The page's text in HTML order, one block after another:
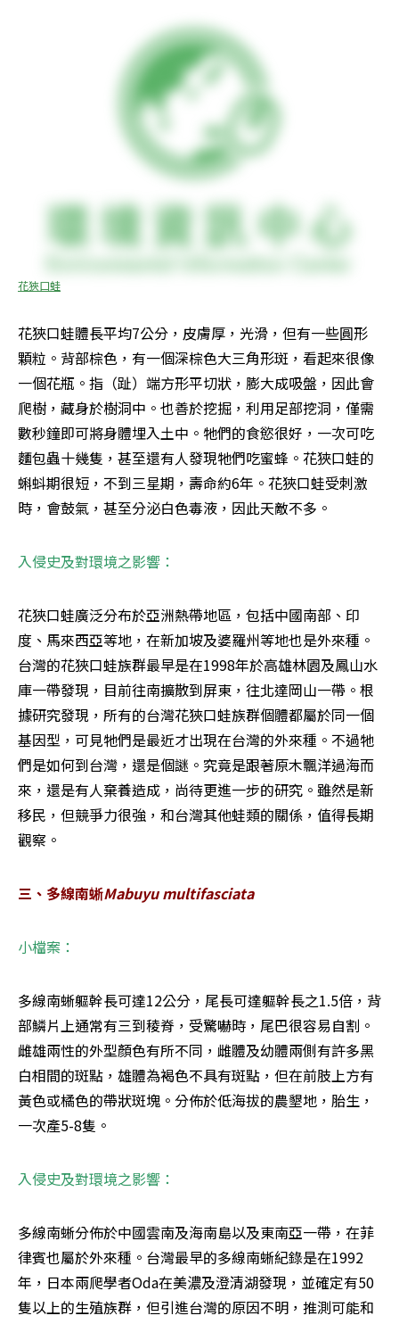
花狹口蛙
花狹口蛙體長平均7公分，皮膚厚，光滑，但有一些圓形
顆粒。背部棕色，有一個深棕色大三角形斑，看起來很像
一個花瓶。指（趾）端方形平切狀，膨大成吸盤，因此會
爬樹，藏身於樹洞中。也善於挖掘，利用足部挖洞，僅需
數秒鐘即可將身體埋入土中。牠們的食慾很好，一次可吃
麵包蟲十幾隻，甚至還有人發現牠們吃蜜蜂。花狹口蛙的
蝌蚪期很短，不到三星期，壽命約6年。花狹口蛙受刺激
時，會鼓氣，甚至分泌白色毒液，因此天敵不多。
入侵史及對環境之影響：
花狹口蛙廣泛分布於亞洲熱帶地區，包括中國南部、印
度、馬來西亞等地，在新加坡及婆羅州等地也是外來種。
台灣的花狹口蛙族群最早是在1998年於高雄林園及鳳山水
庫一帶發現，目前往南擴散到屏東，往北達岡山一帶。根
據研究發現，所有的台灣花狹口蛙族群個體都屬於同一個
基因型，可見牠們是最近才出現在台灣的外來種。不過牠
們是如何到台灣，還是個謎。究竟是跟著原木飄洋過海而
來，還是有人棄養造成，尚待更進一步的研究。雖然是新
移民，但競爭力很強，和台灣其他蛙類的關係，值得長期
觀察。
三、多線南蜥Mabuyu multifasciata
小檔案：
多線南蜥軀幹長可達12公分，尾長可達軀幹長之1.5倍，背
部鱗片上通常有三到稜脊，受驚嚇時，尾巴很容易自割。
雌雄兩性的外型顏色有所不同，雌體及幼體兩側有許多黑
白相間的斑點，雄體為褐色不具有斑點，但在前肢上方有
黃色或橘色的帶狀斑塊。分佈於低海拔的農墾地，胎生，
一次產5-8隻。
入侵史及對環境之影響：
多線南蜥分佈於中國雲南及海南島以及東南亞一帶，在菲
律賓也屬於外來種。台灣最早的多線南蜥紀錄是在1992
年，日本兩爬學者Oda在美濃及澄清湖發現，並確定有50
隻以上的生殖族群，但引進台灣的原因不明，推測可能和